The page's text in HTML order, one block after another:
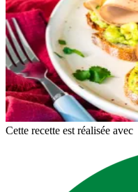
Cette recette est réalisée avec